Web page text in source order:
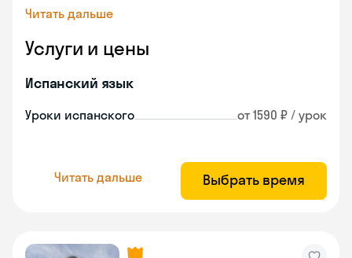
Читать дальше
Услуги и цены
Испанский язык
Уроки испанского от 1590 ₽ / урок
Читать дальше Выбрать время